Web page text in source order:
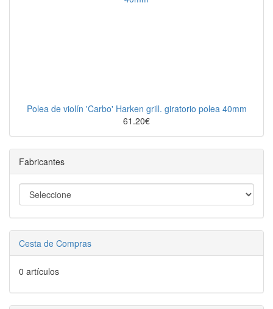
Polea de violín 'Carbo' Harken grill. giratorio polea 40mm
61.20€
Fabricantes
Cesta de Compras
0 artículos